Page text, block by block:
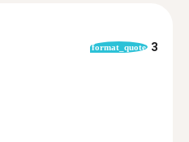
format_quote 3